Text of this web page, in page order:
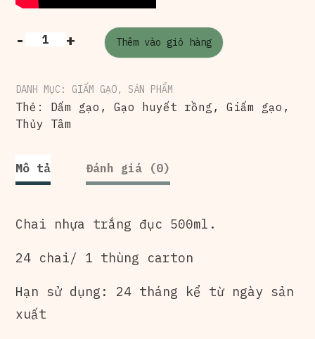
- + Thêm vào giỏ hàng
DANH MỤC: GIẤM GẠO, SẢN PHẨM
Thẻ: Dấm gạo , Gạo huyết rồng , Giấm gạo ,
Thủy Tâm
Mô tả Đánh giá (0)
Chai nhựa trắng đục 500ml.
24 chai/ 1 thùng carton
Hạn sử dụng: 24 tháng kể từ ngày sản
xuất